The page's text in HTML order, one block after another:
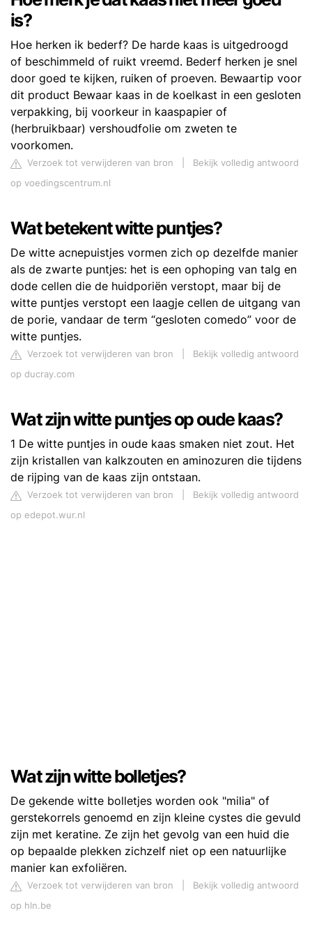
is?
Hoe herken ik bederf? De harde kaas is uitgedroogd
of beschimmeld of ruikt vreemd. Bederf herken je snel
door goed te kijken, ruiken of proeven. Bewaartip voor
dit product Bewaar kaas in de koelkast in een gesloten
verpakking, bij voorkeur in kaaspapier of
(herbruikbaar) vershoudfolie om zweten te
voorkomen.
Verzoek tot verwijderen van bron
Bekijk volledig antwoord
op voedingscentrum.nl
Wat betekent witte puntjes?
De witte acnepuistjes vormen zich op dezelfde manier
als de zwarte puntjes: het is een ophoping van talg en
dode cellen die de huidporiën verstopt, maar bij de
witte puntjes verstopt een laagje cellen de uitgang van
de porie, vandaar de term “gesloten comedo” voor de
witte puntjes.
Verzoek tot verwijderen van bron
Bekijk volledig antwoord
op ducray.com
Wat zijn witte puntjes op oude kaas?
1 De witte puntjes in oude kaas smaken niet zout. Het
zijn kristallen van kalkzouten en aminozuren die tijdens
de rijping van de kaas zijn ontstaan.
Verzoek tot verwijderen van bron
Bekijk volledig antwoord
op edepot.wur.nl
Wat zijn witte bolletjes?
De gekende witte bolletjes worden ook "milia" of
gerstekorrels genoemd en zijn kleine cystes die gevuld
zijn met keratine. Ze zijn het gevolg van een huid die
op bepaalde plekken zichzelf niet op een natuurlijke
manier kan exfoliëren.
Verzoek tot verwijderen van bron
Bekijk volledig antwoord
op hln.be